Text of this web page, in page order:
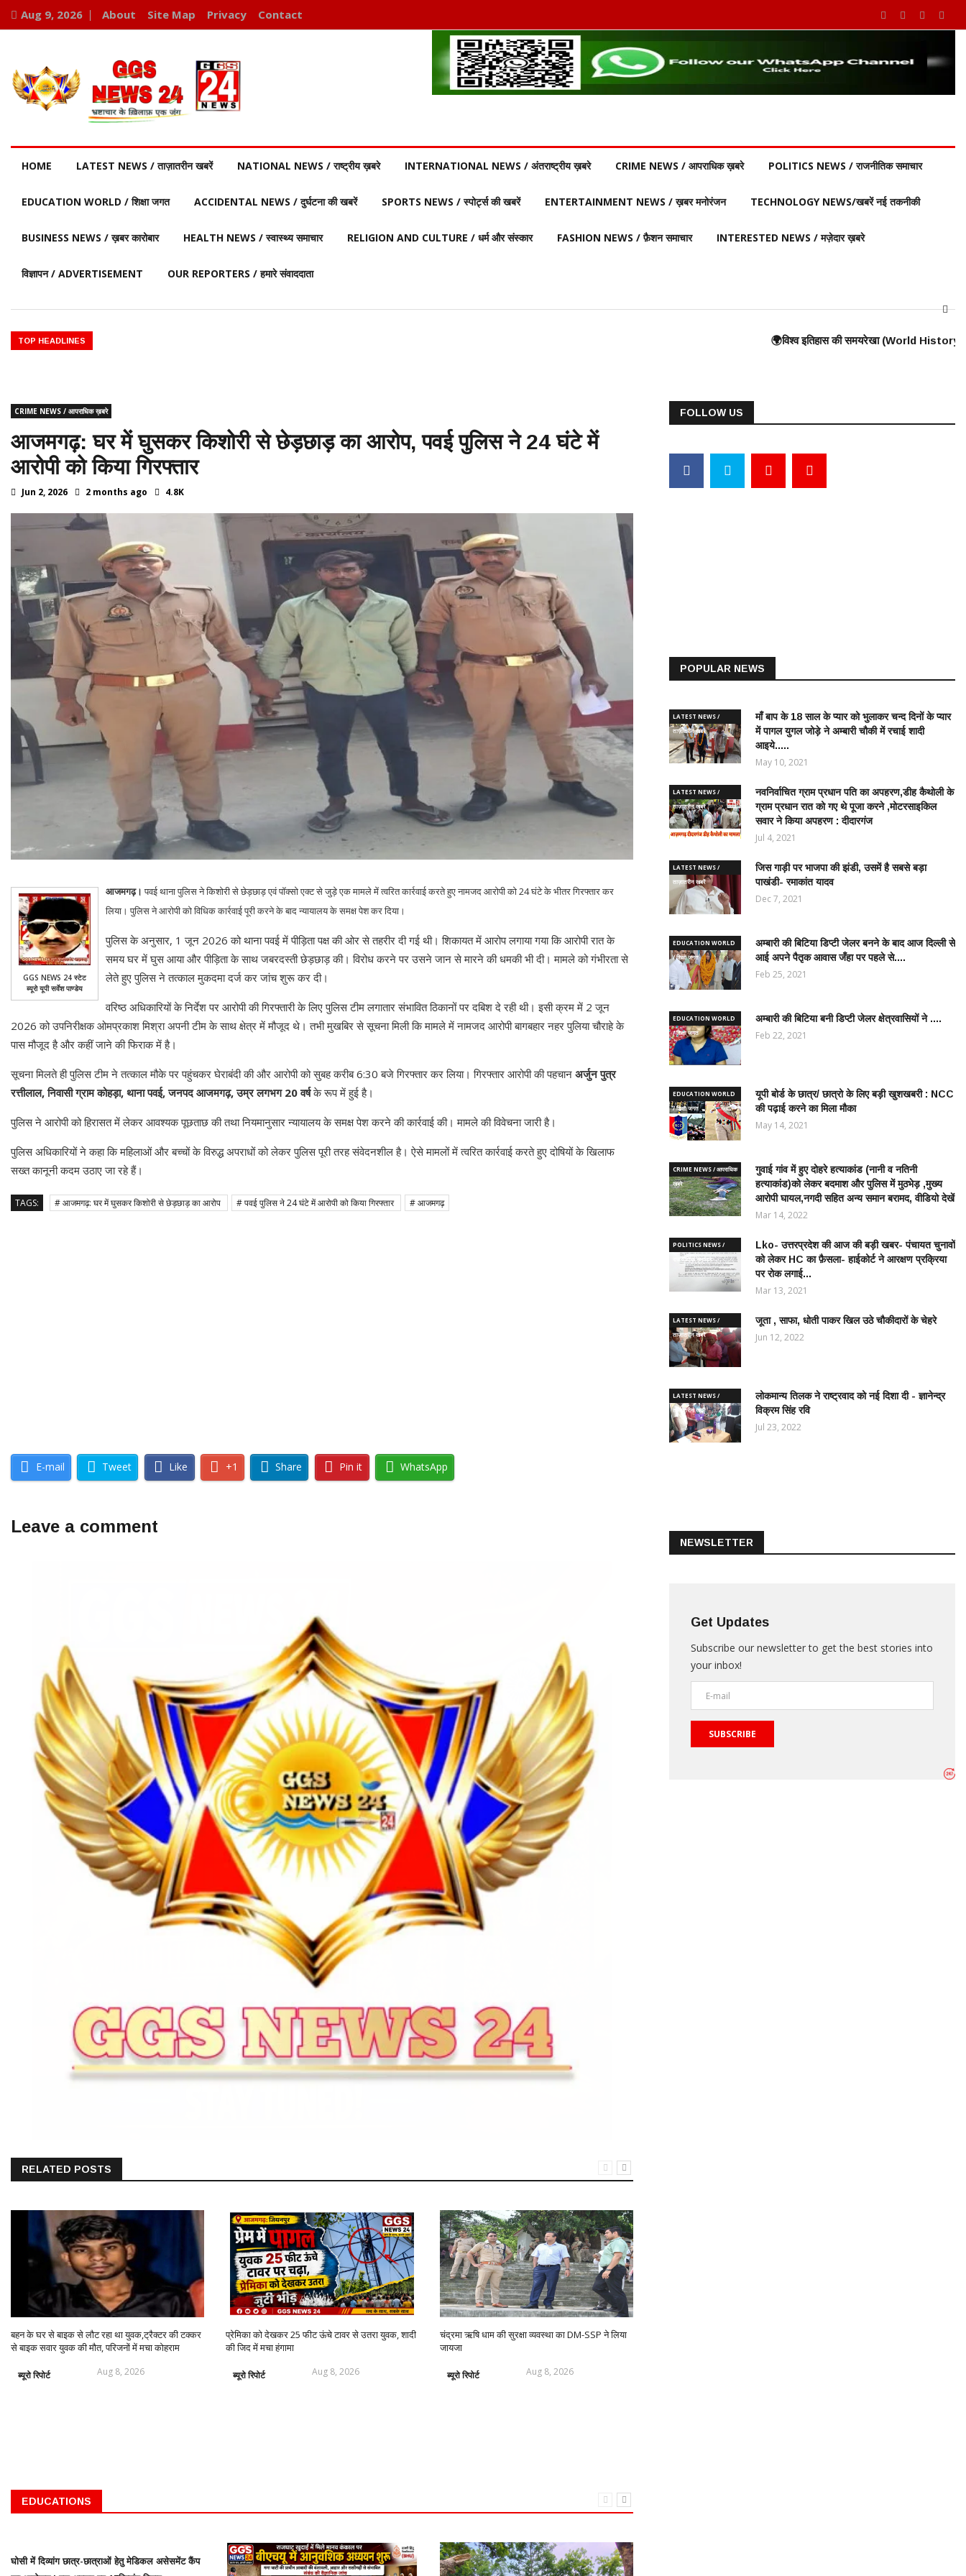
Aug 9, 2026 About Site Map Privacy Contact
HOME LATEST NEWS / ताज़ातरीन खबरें NATIONAL NEWS / राष्ट्रीय ख़बरे INTERNATIONAL NEWS / अंतराष्ट्रीय ख़बरे CRIME NEWS / आपराधिक ख़बरे POLITICS NEWS / राजनीतिक समाचार
EDUCATION WORLD / शिक्षा जगत ACCIDENTAL NEWS / दुर्घटना की खबरें SPORTS NEWS / स्पोर्ट्स की खबरें ENTERTAINMENT NEWS / ख़बर मनोरंजन TECHNOLOGY NEWS/खबरें नई तकनीकी
BUSINESS NEWS / ख़बर कारोबार HEALTH NEWS / स्वास्थ्य समाचार RELIGION AND CULTURE / धर्म और संस्कार FASHION NEWS / फ़ैशन समाचार INTERESTED NEWS / मज़ेदार ख़बरे
विज्ञापन / ADVERTISEMENT OUR REPORTERS / हमारे संवाददाता
TOP HEADLINESकाल ♦️ ईसा पूर्व 332 – मिस्र पर सिकंदर का अधिकार ♦️ईसा पूर्व 323 – बाबिलोन में सिकंदर महान की मृत्यु ♦️ईसा पूर्व 214 – चीन की महान दीवार (Great Wall) के निर्माण की शुरुआत ⸻ 🟠 375 ई. – हूणों का यूरोप पर आक्रमण
– ग्रेट पिरामिड्स (मिस्र) का निर्माण ♦️ईसा पूर्व 776 – ग्रीस में प्रथम ओलंपिक खेल आयोजित ♦️ईसा पूर्व 753 – रोम नगर की स्थापना ♦️ईसा पूर्व 490 – मैराथन का युद्ध, यूनानियों ने फारसियों को पराजित किया ♦️ ईसा पूर्व 360 – प्लेटो
🌍विश्व इतिहास की समयरेखा (World History Timeline) ⸻ ♦️ ईसा
CRIME NEWS / आपराधिक ख़बरे
आजमगढ़: घर में घुसकर किशोरी से छेड़छाड़ का आरोप, पवई पुलिस ने 24 घंटे में
आरोपी को किया गिरफ्तार
Jun 2, 2026 2 months ago 4.8K
GGS NEWS 24 स्टेट
ब्यूरो यूपी सर्वेश पाण्डेय
आजमगढ़। पवई थाना पुलिस ने किशोरी से छेड़छाड़ एवं पॉक्सो एक्ट से जुड़े एक मामले में त्वरित कार्रवाई करते हुए नामजद आरोपी को 24 घंटे के भीतर गिरफ्तार कर
लिया। पुलिस ने आरोपी को विधिक कार्रवाई पूरी करने के बाद न्यायालय के समक्ष पेश कर दिया।
पुलिस के अनुसार, 1 जून 2026 को थाना पवई में पीड़िता पक्ष की ओर से तहरीर दी गई थी। शिकायत में आरोप लगाया गया कि आरोपी रात के
समय घर में घुस आया और पीड़िता के साथ जबरदस्ती छेड़छाड़ की। विरोध करने पर उसने जान से मारने की धमकी भी दी। मामले को गंभीरता से
लेते हुए पुलिस ने तत्काल मुकदमा दर्ज कर जांच शुरू कर दी।
वरिष्ठ अधिकारियों के निर्देश पर आरोपी की गिरफ्तारी के लिए पुलिस टीम लगातार संभावित ठिकानों पर दबिश दे रही थी। इसी क्रम में 2 जून
2026 को उपनिरीक्षक ओमप्रकाश मिश्रा अपनी टीम के साथ क्षेत्र में मौजूद थे। तभी मुखबिर से सूचना मिली कि मामले में नामजद आरोपी बागबहार नहर पुलिया चौराहे के
पास मौजूद है और कहीं जाने की फिराक में है।
सूचना मिलते ही पुलिस टीम ने तत्काल मौके पर पहुंचकर घेराबंदी की और आरोपी को सुबह करीब 6:30 बजे गिरफ्तार कर लिया। गिरफ्तार आरोपी की पहचान अर्जुन पुत्र
रत्तीलाल, निवासी ग्राम कोहड़ा, थाना पवई, जनपद आजमगढ़, उम्र लगभग 20 वर्षके रूप में हुई है।
पुलिस ने आरोपी को हिरासत में लेकर आवश्यक पूछताछ की तथा नियमानुसार न्यायालय के समक्ष पेश करने की कार्रवाई की। मामले की विवेचना जारी है।
पुलिस अधिकारियों ने कहा कि महिलाओं और बच्चों के विरुद्ध अपराधों को लेकर पुलिस पूरी तरह संवेदनशील है। ऐसे मामलों में त्वरित कार्रवाई करते हुए दोषियों के खिलाफ
सख्त कानूनी कदम उठाए जा रहे हैं।
TAGS: # आजमगढ़: घर में घुसकर किशोरी से छेड़छाड़ का आरोप # पवई पुलिस ने 24 घंटे में आरोपी को किया गिरफ्तार # आजमगढ़
E-mail Tweet Like +1 Share Pin it WhatsApp
Leave a comment
RELATED POSTS
बहन के घर से बाइक से लौट रहा था युवक,ट्रैक्टर की टक्कर
से बाइक सवार युवक की मौत, परिजनों में मचा कोहराम
ब्यूरो रिपोर्ट Aug 8, 2026
प्रेमिका को देखकर 25 फीट ऊंचे टावर से उतरा युवक, शादी
की जिद में मचा हंगामा
ब्यूरो रिपोर्ट Aug 8, 2026
चंद्रमा ऋषि धाम की सुरक्षा व्यवस्था का DM-SSP ने लिया
जायजा
ब्यूरो रिपोर्ट Aug 8, 2026
EDUCATIONS
घोसी में दिव्यांग छात्र-छात्राओं हेतु मेडिकल असेसमेंट कैंप
FOLLOW US
POPULAR NEWS
LATEST NEWS /
ताज़ातरीन खबरें
माँ बाप के 18 साल के प्यार को भुलाकर चन्द दिनों के प्यार
में पागल युगल जोड़े ने अम्बारी चौकी में रचाई शादी
आइये.....
May 10, 2021
LATEST NEWS /
ताज़ातरीन खबरें
नवनिर्वाचित ग्राम प्रधान पति का अपहरण,डीह कैथोली के
ग्राम प्रधान रात को गए थे पूजा करने ,मोटरसाइकिल
सवार ने किया अपहरण : दीदारगंज
Jul 4, 2021
LATEST NEWS /
ताज़ातरीन खबरें
जिस गाड़ी पर भाजपा की झंडी, उसमें है सबसे बड़ा
पाखंडी- रमाकांत यादव
Dec 7, 2021
EDUCATION WORLD
/ शिक्षा जगत
अम्बारी की बिटिया डिप्टी जेलर बनने के बाद आज दिल्ली से
आई अपने पैतृक आवास जँहा पर पहले से....
Feb 25, 2021
EDUCATION WORLD
/ शिक्षा जगत
अम्बारी की बिटिया बनी डिप्टी जेलर क्षेत्रवासियों ने ....
Feb 22, 2021
EDUCATION WORLD
/ शिक्षा जगत
यूपी बोर्ड के छात्र/ छात्रो के लिए बड़ी खुशखबरी : NCC
की पढ़ाई करने का मिला मौका
May 14, 2021
CRIME NEWS / आपराधिक
ख़बरे
गुवाई गांव में हुए दोहरे हत्याकांड (नानी व नतिनी
हत्याकांड)को लेकर बदमाश और पुलिस में मुठभेड़ ,मुख्य
आरोपी घायल,नगदी सहित अन्य समान बरामद, वीडियो देखें
Mar 14, 2022
POLITICS NEWS /
राजनीतिक समाचार
Lko- उत्तरप्रदेश की आज की बड़ी खबर- पंचायत चुनावों
को लेकर HC का फ़ैसला- हाईकोर्ट ने आरक्षण प्रक्रिया
पर रोक लगाई...
Mar 13, 2021
LATEST NEWS /
ताज़ातरीन खबरें
जूता , साफा, धोती पाकर खिल उठे चौकीदारों के चेहरे
Jun 12, 2022
LATEST NEWS /
ताज़ातरीन खबरें
लोकमान्य तिलक ने राष्ट्रवाद को नई दिशा दी - ज्ञानेन्द्र
विक्रम सिंह रवि
Jul 23, 2022
NEWSLETTER
Get Updates
Subscribe our newsletter to get the best stories into
your inbox!
SUBSCRIBE